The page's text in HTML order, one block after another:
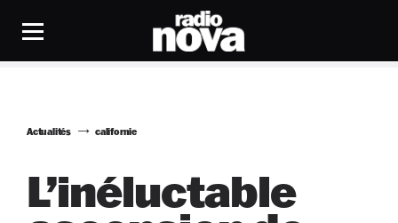
Actualités californie
L’inéluctable